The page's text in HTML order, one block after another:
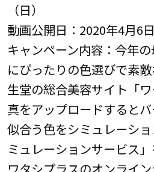
（日）
動画公開日：2020年4月6日
キャンペーン内容：今年
にぴったりの色選びで素
生堂の総合美容サイト「
真をアップロードすると
似合う色をシミュレーシ
ミュレーションサービス